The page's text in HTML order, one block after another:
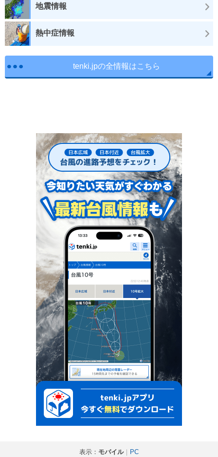
地震情報
熱中症情報
tenki.jpの全情報はこちら
表示： モバイル｜ PC